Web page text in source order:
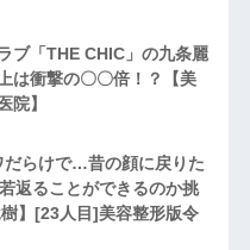
ブ「THE CHIC」の九条麗
は衝撃の〇〇倍！？【美
院】
だらけで…昔の顔に戻りた
返ることができるのか挑
】[23人目]美容整形版令